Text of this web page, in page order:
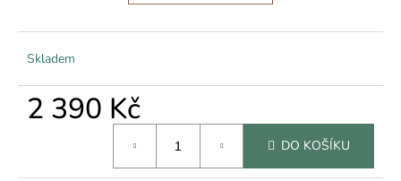
Skladem
2 390 Kč
DO KOŠÍKU